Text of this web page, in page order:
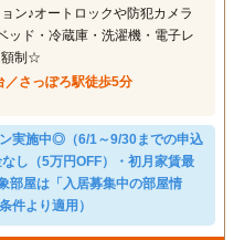
ン♪オートロックや防犯カメラ
ド・冷蔵庫・洗濯機・電子レ
額制☆
／さっぽろ駅徒歩5分
実施中◎（6/1～9/30までの申込
し（5万円OFF）・初月家賃最
部屋は「入居募集中の部屋情
件より適用）